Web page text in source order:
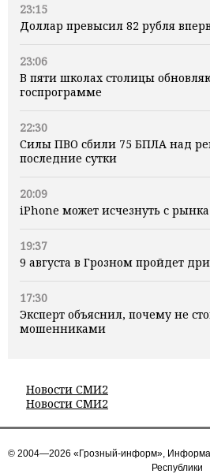
23:15
Доллар превысил 82 рубля
23:06
В пяти школах столицы
госпрограмме
22:30
Силы ПВО сбили 75 БПЛА над
последние сутки
20:09
iPhone может исчезнуть с рынка
19:37
9 августа в Грозном пройдет
17:30
Эксперт объяснил, почему не
мошенниками
Новости СМИ2
Новости СМИ2
© 2004—2026 «Грозный-информ»,
Республики